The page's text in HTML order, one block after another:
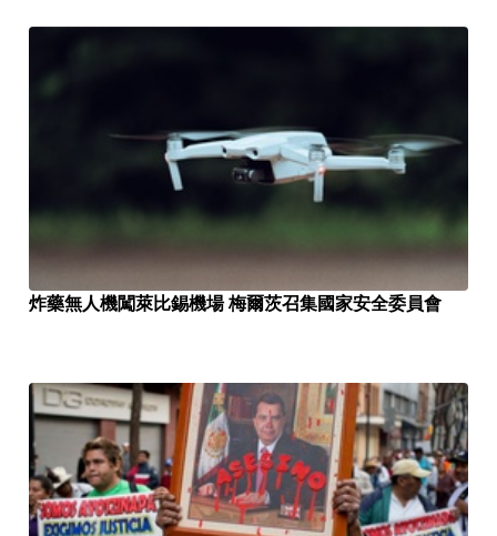
炸藥無人機闖萊比錫機場 梅爾茨召集國家安全委員會